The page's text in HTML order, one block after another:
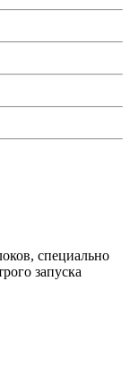
специально
запуска